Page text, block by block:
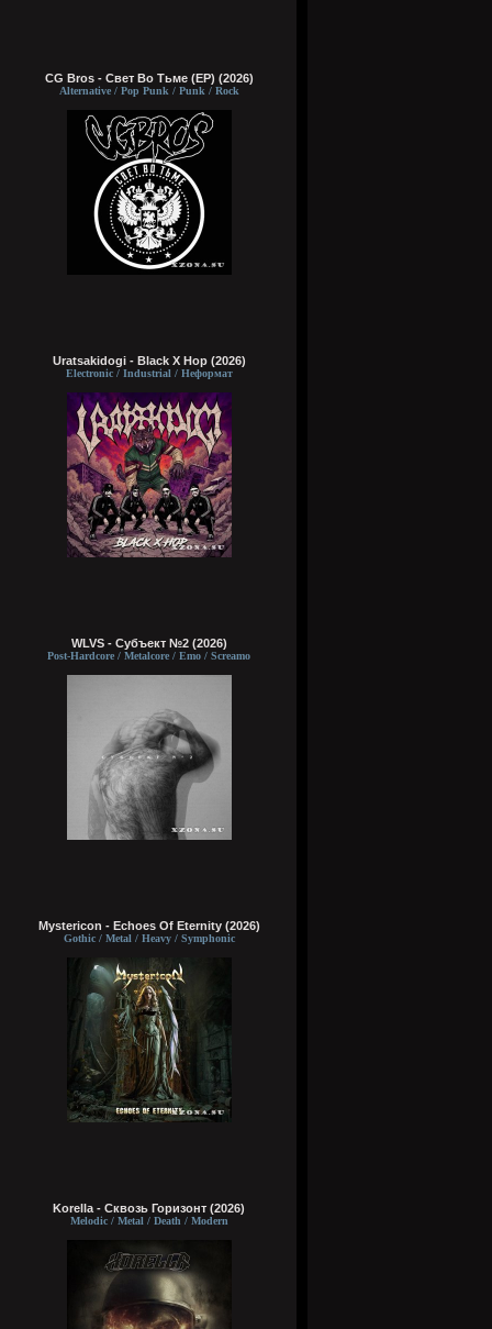
CG Bros - Свет Во Тьме (EP) (2026)
Alternative / Pop Punk / Punk / Rock
Uratsakidogi - Black X Hop (2026)
Electronic / Industrial / Неформат
WLVS - Субъект №2 (2026)
Post-Hardcore / Metalcore / Emo / Screamo
Mystericon - Echoes Of Eternity (2026)
Gothic / Metal / Heavy / Symphonic
Korella - Сквозь Горизонт (2026)
Melodic / Metal / Death / Modern